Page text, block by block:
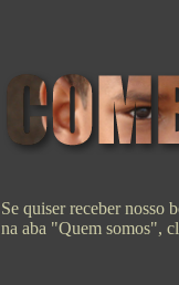
Se quiser receber nosso
na aba "Quem somos",